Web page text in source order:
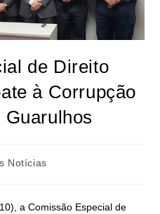
de Direito
à Corrupção
Notícias
a Comissão Especial de